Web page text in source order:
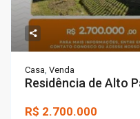
Casa ,Venda
Residência de Alto
R$ 2.700.000